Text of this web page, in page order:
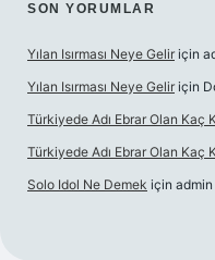
SON YORUMLAR
Yılan Isırması Neye Gelir için
Yılan Isırması Neye Gelir için
Türkiyede Adı Ebrar Olan Kaç
Türkiyede Adı Ebrar Olan Kaç
Solo Idol Ne Demek için admin